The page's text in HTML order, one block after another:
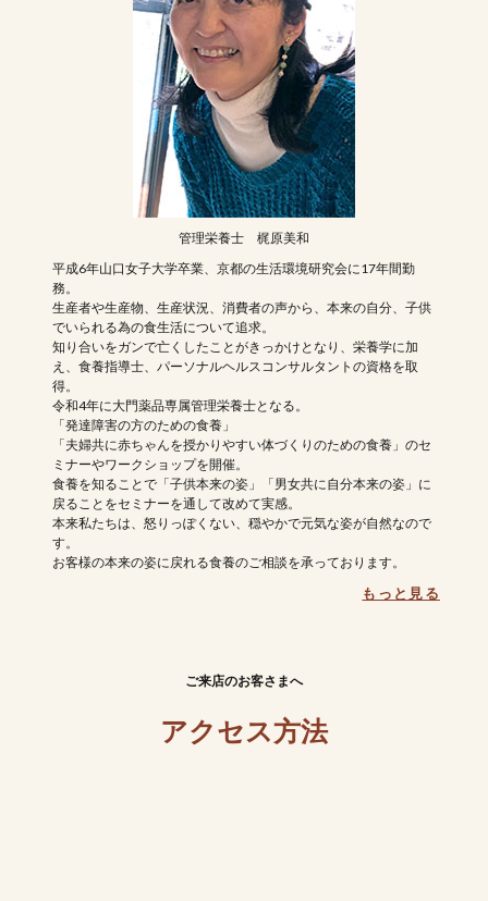
管理栄養士 梶原美和
平成6年山口女子大学卒業、京都の生活環境研究会に17年間勤
務。
生産者や生産物、生産状況、消費者の声から、本来の自分、子供
でいられる為の食生活について追求。
知り合いをガンで亡くしたことがきっかけとなり、栄養学に加
え、食養指導士、パーソナルヘルスコンサルタントの資格を取
得。
令和4年に大門薬品専属管理栄養士となる。
「発達障害の方のための食養」
「夫婦共に赤ちゃんを授かりやすい体づくりのための食養」のセ
ミナーやワークショップを開催。
食養を知ることで「子供本来の姿」「男女共に自分本来の姿」に
戻ることをセミナーを通して改めて実感。
本来私たちは、怒りっぽくない、穏やかで元気な姿が自然なので
す。
お客様の本来の姿に戻れる食養のご相談を承っております。
ご来店のお客さまへ
アクセス方法